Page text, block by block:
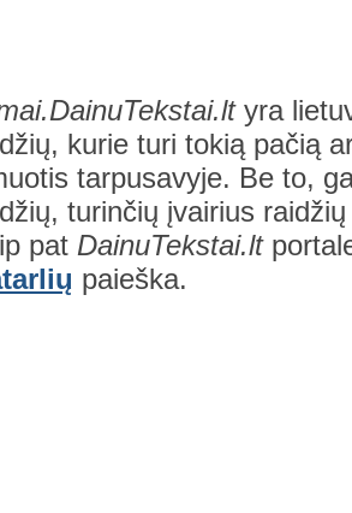
yra
kurie turi tokią pačią
tarpusavyje. Be to,
turinčių įvairius
pat DainuTekstai.lt
paieška.